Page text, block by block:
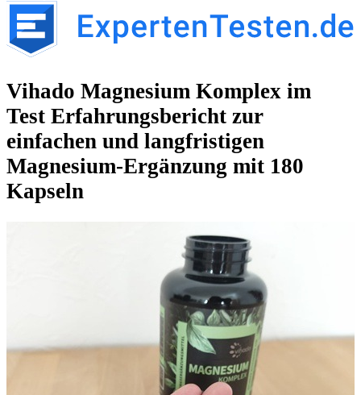
Vihado Magnesium Komplex im
Test Erfahrungsbericht zur
einfachen und langfristigen
Magnesium-Ergänzung mit 180
Kapseln